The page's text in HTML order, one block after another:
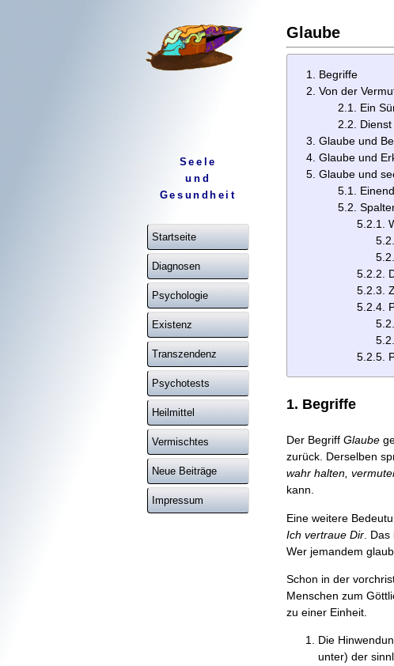
Seele
und
Gesundheit
Startseite
Diagnosen
Psychologie
Existenz
Transzendenz
Psychotests
Heilmittel
Vermischtes
Neue Beiträge
Impressum
Glaube
Begriffe
Von der
2.1. Ein
2.2.
Glaube und
Glaube und
Glaube und
5.1.
5.2.
5.2.1.
5.2.2.
5.2.3.
5.2.4.
5.2.5.
1. Begriffe
Der Begriff Glaube
zurück. Derselben
wahr halten,
kann.
Eine weitere
Ich vertraue Dir. Das
Wer jemandem
Schon in der
Menschen zum
zu einer Einheit.
Die
unter) der